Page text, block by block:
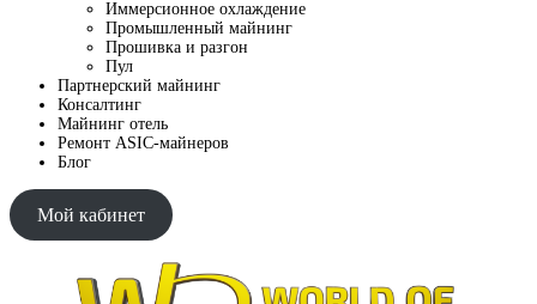
Иммерсионное охлаждение
Промышленный майнинг
Прошивка и разгон
Пул
Партнерский майнинг
Консалтинг
Майнинг отель
Ремонт ASIC-майнеров
Блог
Мой кабинет